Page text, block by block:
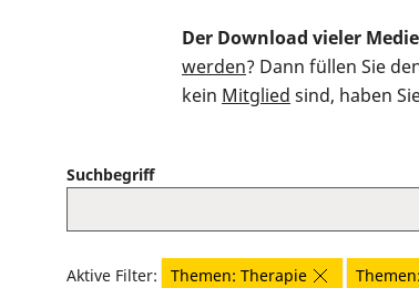
Der Download vieler
werden? Dann füllen Sie
kein Mitglied sind, haben
Suchbegriff
Aktive Filter: Themen: Therapie